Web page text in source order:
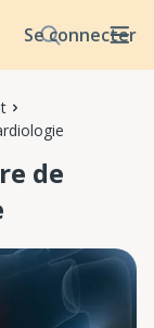
Se connecter
de